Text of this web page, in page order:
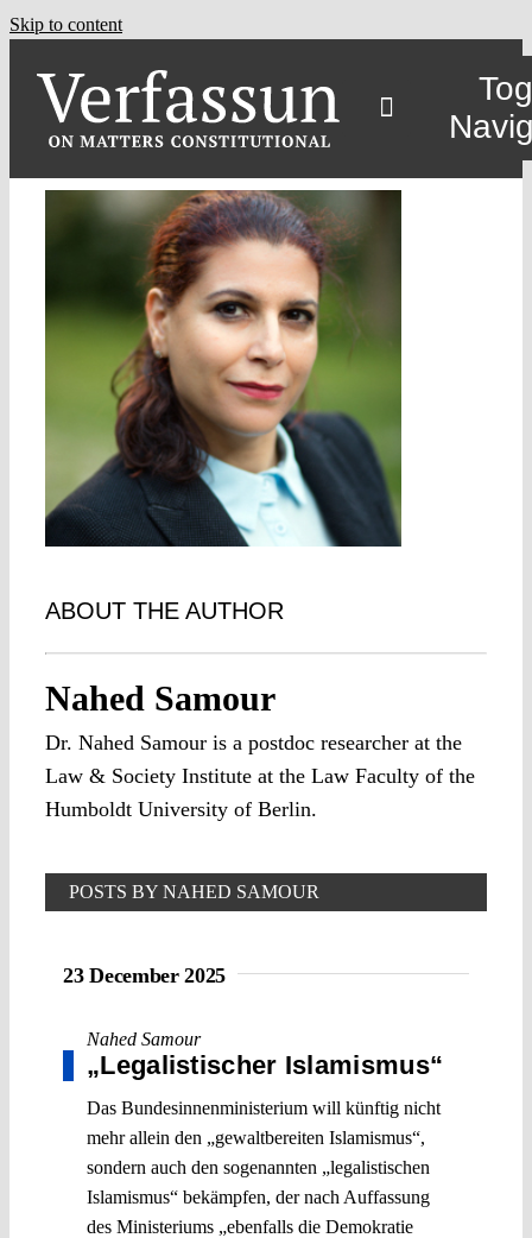
Skip to content
ABOUT THE AUTHOR
Nahed Samour
Dr. Nahed Samour is a postdoc researcher at the
Law & Society Institute at the Law Faculty of the
Humboldt University of Berlin.
POSTS BY NAHED SAMOUR
23 December 2025
Nahed Samour
„Legalistischer Islamismus“
Das Bundesinnenministerium will künftig nicht
mehr allein den „gewaltbereiten Islamismus“,
sondern auch den sogenannten „legalistischen
Islamismus“ bekämpfen, der nach Auffassung
des Ministeriums „ebenfalls die Demokratie